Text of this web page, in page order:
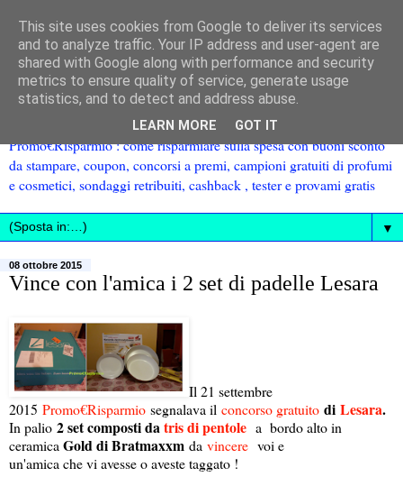
Promo€Risparmio : come risparmiare sulla spesa con buoni sconto
da stampare, coupon, concorsi a premi, campioni gratuiti di profumi
e cosmetici, sondaggi retribuiti, cashback , tester e provami gratis
▼
08 ottobre 2015
Vince con l'amica i 2 set di padelle Lesara
Il 21 settembre
2015 Promo€Risparmio segnalava il concorso gratuito di Lesara.
In palio 2 set composti da tris di pentole a bordo alto in
ceramica Gold di Bratmaxxm da vincere voi e
un'amica che vi avesse o aveste taggato !
This site uses cookies from Google to deliver its services
and to analyze traffic. Your IP address and user-agent are
shared with Google along with performance and security
metrics to ensure quality of service, generate usage
statistics, and to detect and address abuse.
LEARN MORE GOT IT